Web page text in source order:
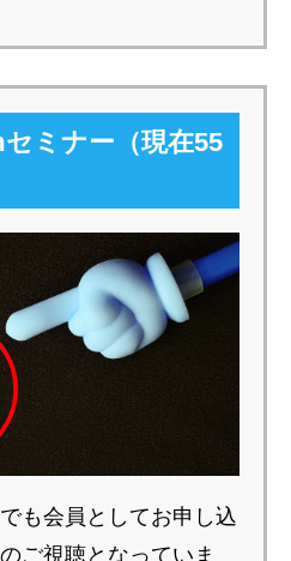
セミナー（現在55
も会員としてお申し込
ご視聴となっていま